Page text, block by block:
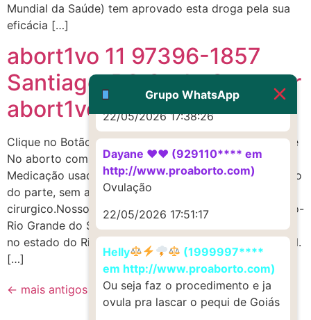
Mundial da Saúde) tem aprovado esta droga pela sua
eficácia […]
abort1vo 11 97396-1857
Santiago-RS Onde Comprar
abort1vo
Clique no Botão e Compre Equipe 24 para Ajudar Você
No aborto com segurançaCytotec (Misoprospotol):
Medicação usada para realização de aborto ou indução
do parte, sem a necessidade de procesimento
cirurgico.Nosso Whatsapp: 11 97396-1857 Em Santiago-
Rio Grande do Sul Santiago é um município localizado
no estado do Rio Grande do Sul, na região sul do Brasil.
[…]
← mais antigos
Grupo WhatsApp
22/05/2026 17:19:47
G (1199866**** em
http://www.proaborto.com)
Muito obrigadaaaaa
22/05/2026 17:38:26
Dayane ♥️♥️ (929110**** em
http://www.proaborto.com)
Ovulação
22/05/2026 17:51:17
Helly
(1999997****
em http://www.proaborto.com)
Ou seja faz o procedimento e ja
ovula pra lascar o pequi de Goiás